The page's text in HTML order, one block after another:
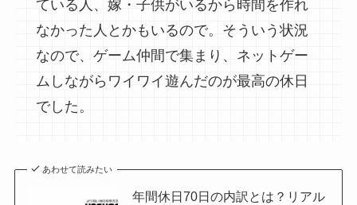
ている人、嫁・子供がいるから時間を作れ
なかった人とかもいるので。そういう状況
なので、ゲーム仲間で集まり、ネットゲー
ムしながらワイワイ遊んだのが最高の休日
でした。
あわせて読みたい
年間休日70日の内訳とは？リアル